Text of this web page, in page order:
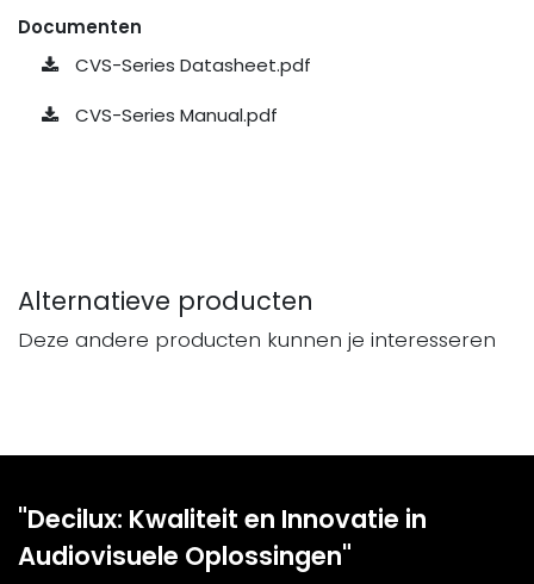
Documenten
CVS-Series Datasheet.pdf
CVS-Series Manual.pdf
Alternatieve producten
Deze andere producten kunnen je interesseren
"Decilux: Kwaliteit en Innovatie in
Audiovisuele Oplossingen"